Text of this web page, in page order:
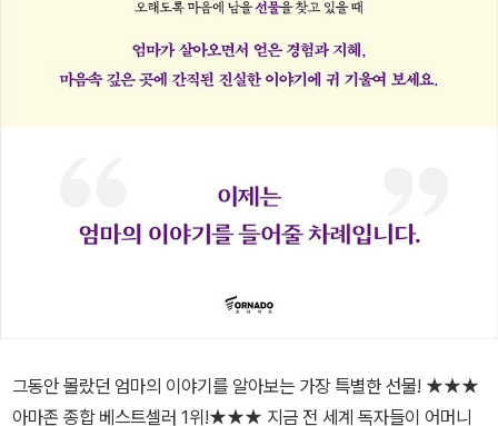
그동안 몰랐던 엄마의 이야기를 알아보는 가장 특별한 선물! ★★★
아마존 종합 베스트셀러 1위!★★★ 지금 전 세계 독자들이 어머니